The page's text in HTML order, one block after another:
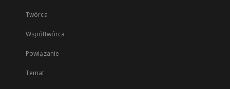
Twórca
Współtwórca
Powiązanie
Temat